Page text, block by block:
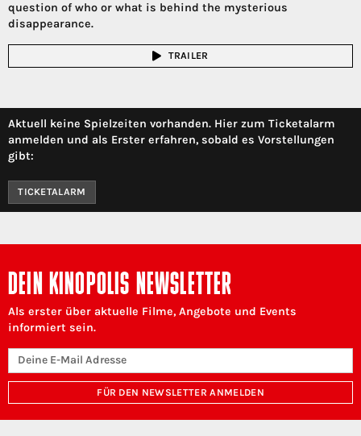
question of who or what is behind the mysterious
disappearance.
TRAILER
Aktuell keine Spielzeiten vorhanden. Hier zum Ticketalarm
anmelden und als Erster erfahren, sobald es Vorstellungen
gibt:
TICKETALARM
DEIN KINOPOLIS NEWSLETTER
Als erster über aktuelle Filme, Angebote und Events
informiert sein.
FÜR DEN NEWSLETTER ANMELDEN